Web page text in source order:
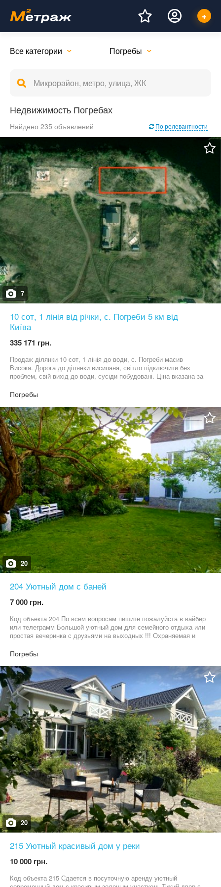
Все категории Погребы
Недвижимость Погребах
Найдено 235 объявлений По релевантности
7
10 сот, 1 лінія від річки, с. Погреби 5 км від
Київа
335 171 грн.
Продаж ділянки 10 сот, 1 лінія до води, с. Погреби масив
Висока. Дорога до ділянки висипана, світло підключити без
проблем, свій вихід до води, сусіди побудовані. Ціна вказана за
Погребы
20
204 Уютный дом с баней
7 000 грн.
Код объекта 204 По всем вопросам пишите пожалуйста в вайбер
или телеграмм Большой уютный дом для семейного отдыха или
простая вечеринка с друзьями на выходных !!! Охраняемая и
компании до 20 человек . Имеется большой зал на первом
этаже . Уютная мангальная зона , зона отдыха для детей, и
банька !) В 300 метров от дома протекает река Десна ( хорошая
пляжная зона ) + не большой лес где можно приятно провести
время на природе . 7 спальных комнат , есть доп. спальное
место . Большой зал на первом этаже, и уютная библиотека на
втором . Во дворе имеется беседка в которой будет хорошо
отдохнуть в любую пору года. Имеется все для хорошего
отдыха с компанией ( магазины , аптеки , минимаркеты ,
бильярд и дискотека на базе по соседству , прогулки по лесу и
пляж ) До станции метро Лесная 15 км , ходит маршрутка
каждые 45 минут . В будние цена от 5500 грн сутки до 6
человек, 7000 до 10 чел, 8000 до 15 чел, 9000 до 20 человек
Выходные пт и вс от 7500 грн на минимальное количество
людей Сб цена от 10000 Баня 400 грн час Чан 3000 затопка По
всем вопросам пишите на вайбер, вотсап или телеграмм
Погребы
20
215 Уютный красивый дом у реки
10 000 грн.
Код объекта 215 Сдается в посуточную аренду уютный